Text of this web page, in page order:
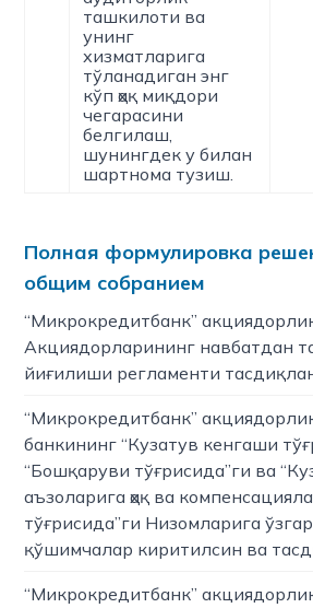
ташкилоти ва
унинг
хизматларига
тўланадиган энг
кўп ҳақ миқдори
чегарасини
белгилаш,
шунингдек у билан
шартнома тузиш.
Полная формулировка
общим собранием
“Микрокредитбанк”
Акциядорларининг навбатдан
йиғилиши регламенти
“Микрокредитбанк”
банкининг “Кузатув кенгаши
“Бошқаруви тўғрисида”ги ва
аъзоларига ҳақ ва
тўғрисида”ги Низомларига
қўшимчалар киритилсин ва
“Микрокредитбанк”